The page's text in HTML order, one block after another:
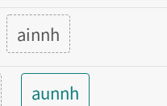
ainnh
aunnh